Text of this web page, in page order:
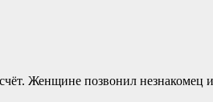
Женщине позвонил незнакомец